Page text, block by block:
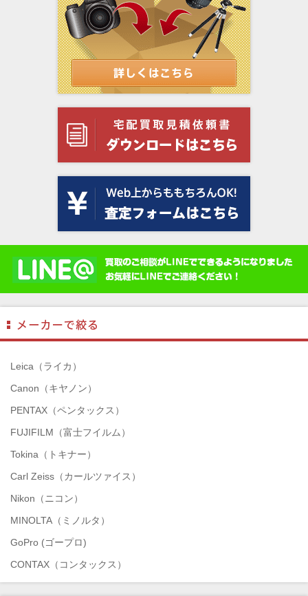
Leica（ライカ）
Canon（キヤノン）
PENTAX（ペンタックス）
FUJIFILM（富士フイルム）
Tokina（トキナー）
Carl Zeiss（カールツァイス）
Nikon（ニコン）
MINOLTA（ミノルタ）
GoPro (ゴープロ)
CONTAX（コンタックス）